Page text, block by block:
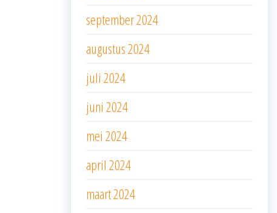
september 2024
augustus 2024
juli 2024
juni 2024
mei 2024
april 2024
maart 2024